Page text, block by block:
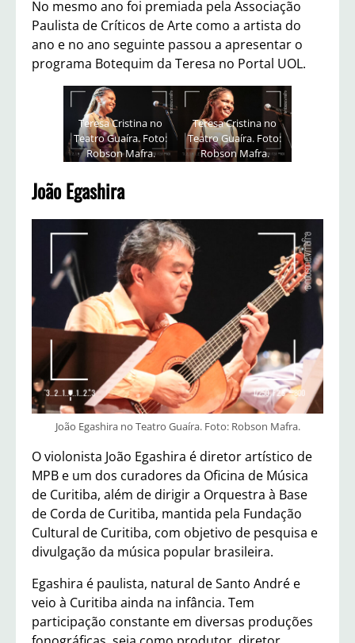
No mesmo ano foi premiada pela Associação
Paulista de Críticos de Arte como a artista do
ano e no ano seguinte passou a apresentar o
programa Botequim da Teresa no Portal UOL.
Teresa Cristina no
Teatro Guaíra. Foto:
Robson Mafra.
Teresa Cristina no
Teatro Guaíra. Foto:
Robson Mafra.
João Egashira
João Egashira no Teatro Guaíra. Foto: Robson Mafra.
O violonista João Egashira é diretor artístico de
MPB e um dos curadores da Oficina de Música
de Curitiba, além de dirigir a Orquestra à Base
de Corda de Curitiba, mantida pela Fundação
Cultural de Curitiba, com objetivo de pesquisa e
divulgação da música popular brasileira.
Egashira é paulista, natural de Santo André e
veio à Curitiba ainda na infância. Tem
participação constante em diversas produções